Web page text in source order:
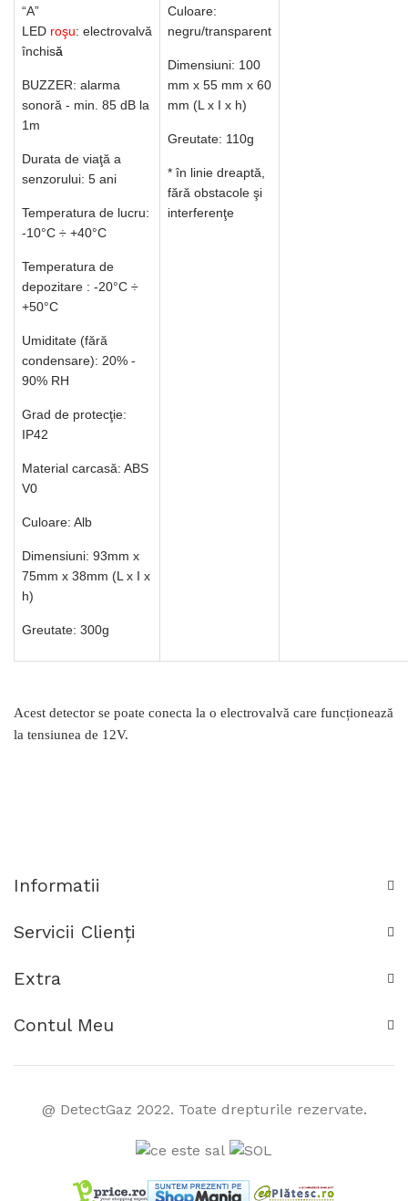
“A”
LED roşu: electrovalvă
închisă
BUZZER: alarma
sonoră - min. 85 dB la
1m
Durata de viaţă a
senzorului: 5 ani
Temperatura de lucru:
-10°C ÷ +40°C
Temperatura de
depozitare : -20°C ÷
+50°C
Umiditate (fără
condensare): 20% -
90% RH
Grad de protecţie:
IP42
Material carcasă: ABS
V0
Culoare: Alb
Dimensiuni: 93mm x
75mm x 38mm (L x I x
h)
Greutate: 300g
Culoare:
negru/transparent
Dimensiuni: 100
mm x 55 mm x 60
mm (L x I x h)
Greutate: 110g
* în linie dreaptă,
fără obstacole şi
interferenţe
Acest detector se poate conecta la o electrovalvă care funcționează
la tensiunea de 12V.
Informatii
Servicii Clienţi
Extra
Contul Meu
@ DetectGaz 2022. Toate drepturile rezervate.